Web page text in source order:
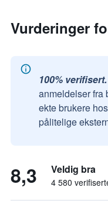
Vurderinger
100% verifisert.
anmeldelser fra
ekte brukere
pålitelige
8,3 Veldig bra
4 580